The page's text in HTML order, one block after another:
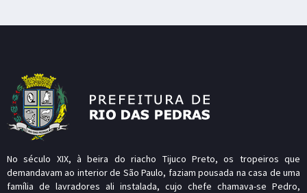
No século XIX, à beira do riacho Tijuco Preto, os tropeiros que
demandavam ao interior de São Paulo, faziam pousada na casa de uma
família de lavradores ali instalada, cujo chefe chamava-se Pedro,